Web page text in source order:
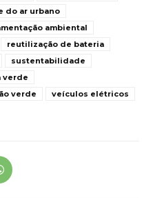
do ar urbano
ambiental
reutilização de bateria
sustentabilidade
verde
verde
veículos elétricos